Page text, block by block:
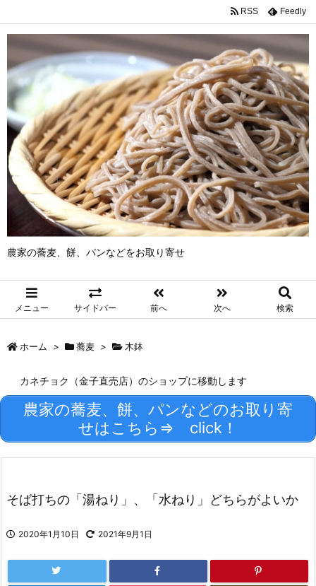
農家の蕎麦、餅、パンなどをお取り寄せ
メニュー サイドバー 前へ 次へ 検索
RSS Feedly
ホーム > 蕎麦 > 木鉢
カネチョク（金子直売店）のショップに移動します
農家の蕎麦、餅、パンなどのお取り寄
せはこちら⇒ click！
そば打ちの「湯ねり」、「水ねり」どちらがよいか
2020年1月10日 2021年9月1日